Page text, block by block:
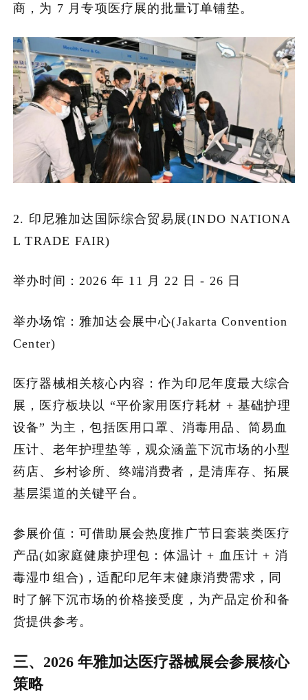
商，为 7 月专项医疗展的批量订单铺垫。
2. 印尼雅加达国际综合贸易展(INDO NATIONA
L TRADE FAIR)
举办时间：2026 年 11 月 22 日 - 26 日
举办场馆：雅加达会展中心(Jakarta Convention
Center)
医疗器械相关核心内容：作为印尼年度最大综合
展，医疗板块以 “平价家用医疗耗材 + 基础护理
设备” 为主，包括医用口罩、消毒用品、简易血
压计、老年护理垫等，观众涵盖下沉市场的小型
药店、乡村诊所、终端消费者，是清库存、拓展
基层渠道的关键平台。
参展价值：可借助展会热度推广节日套装类医疗
产品(如家庭健康护理包：体温计 + 血压计 + 消
毒湿巾组合)，适配印尼年末健康消费需求，同
时了解下沉市场的价格接受度，为产品定价和备
货提供参考。
三、2026 年雅加达医疗器械展会参展核心
策略